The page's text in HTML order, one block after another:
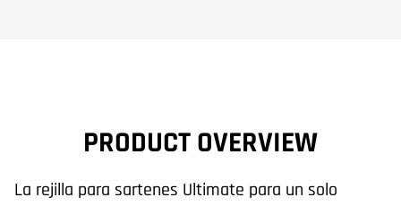
PRODUCT OVERVIEW
La rejilla para sartenes Ultimate para un solo